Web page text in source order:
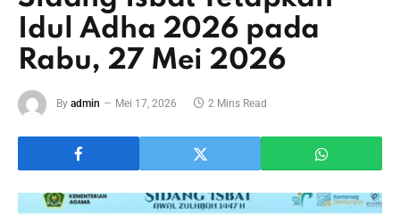
Idul Adha 2026 pada
Rabu, 27 Mei 2026
By admin Mei 17, 2026 2 Mins Read